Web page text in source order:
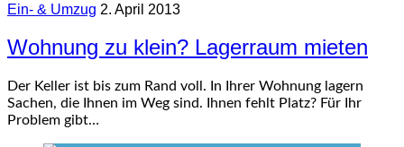
Ein- & Umzug 2. April 2013
Wohnung zu klein? Lagerraum mieten
Der Keller ist bis zum Rand voll. In Ihrer Wohnung lagern
Sachen, die Ihnen im Weg sind. Ihnen fehlt Platz? Für Ihr
Problem gibt…